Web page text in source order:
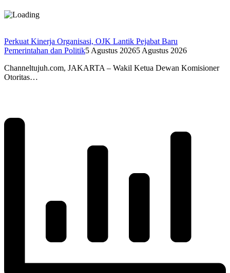
Perkuat Kinerja Organisasi, OJK Lantik Pejabat Baru
Pemerintahan dan Politik5 Agustus 20265 Agustus 2026
Channeltujuh.com, JAKARTA – Wakil Ketua Dewan Komisioner
Otoritas…